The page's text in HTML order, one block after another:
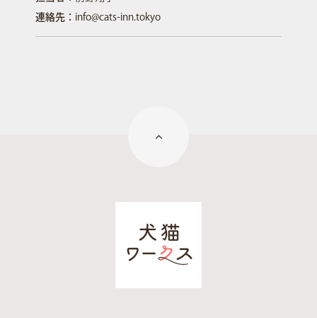
連絡先： info@cats-inn.tokyo